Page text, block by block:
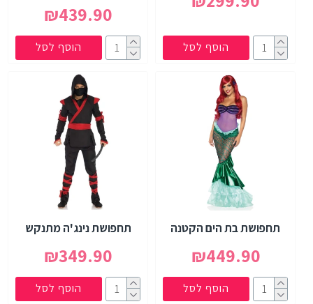
הוסף לסל
₪439.90
הוסף לסל
תחפושת בת הים הקטנה
₪449.90
הוסף לסל
תחפושת נינג'ה מתנקש
₪349.90
הוסף לסל